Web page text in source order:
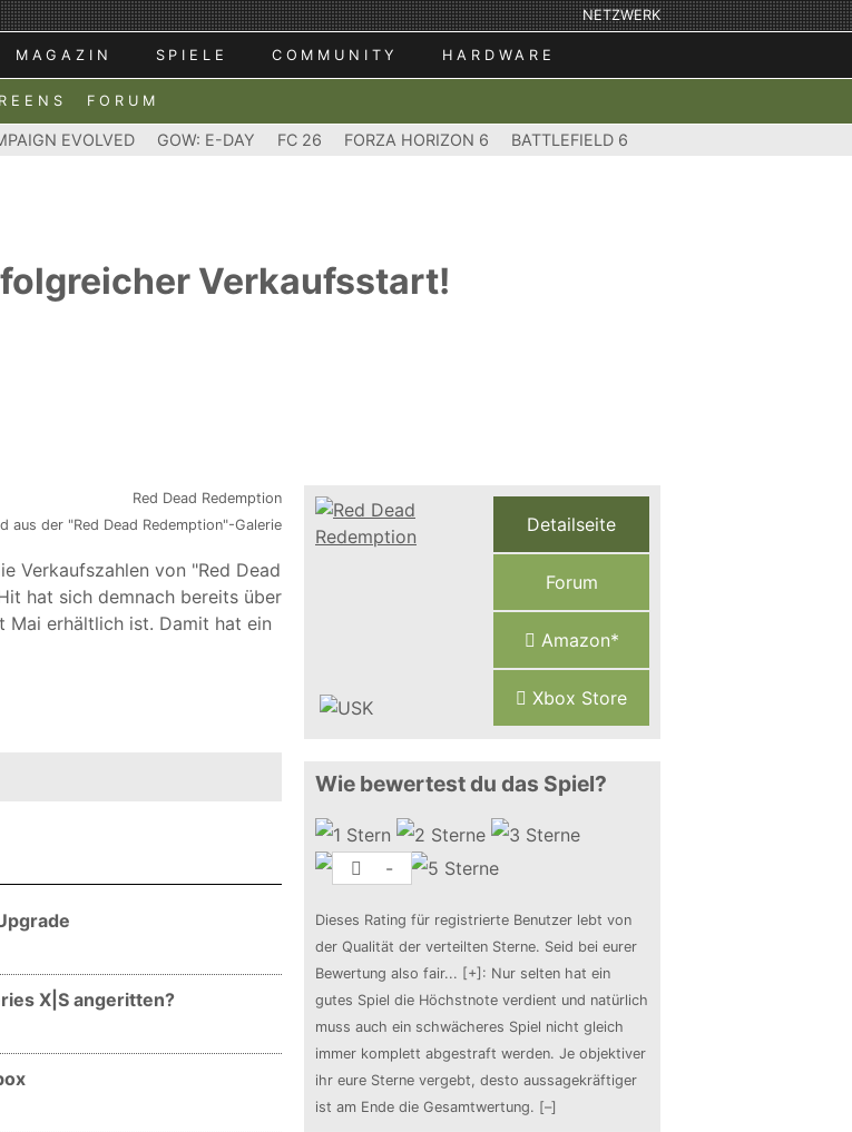
NETZWERK
MAGAZIN SPIELE COMMUNITY HARDWARE
FORUM
EVOLVED GOW: E-DAY FC 26 FORZA HORIZON 6 BATTLEFIELD 6
Verkaufsstart!
aus der "Red Dead Redemption"-Galerie
Verkaufszahlen von "Red Dead
hat sich demnach bereits über
erhältlich ist. Damit hat ein
X|S angeritten?
Detailseite
Forum
Amazon*
Xbox Store
Wie bewertest du das Spiel?
-
Dieses Rating für registrierte Benutzer lebt von
der Qualität der verteilten Sterne. Seid bei eurer
Bewertung also fair... [+] : Nur selten hat ein
gutes Spiel die Höchstnote verdient und natürlich
muss auch ein schwächeres Spiel nicht gleich
immer komplett abgestraft werden. Je objektiver
ihr eure Sterne vergebt, desto aussagekräftiger
ist am Ende die Gesamtwertung. [–]